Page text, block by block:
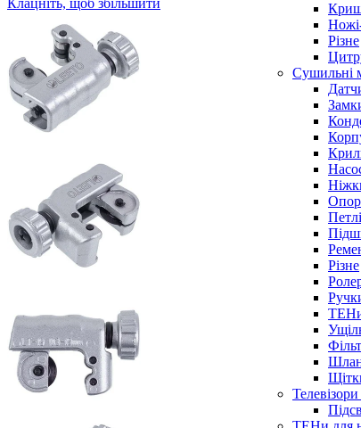
Різне
Сушильні
Різне
Клацніть, щоб збільшити